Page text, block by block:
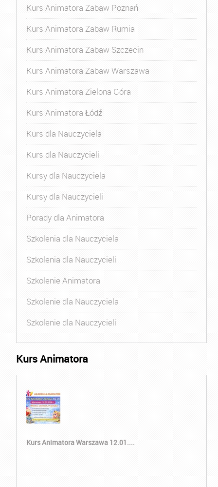
Kurs Animatora Zabaw Poznań
Kurs Animatora Zabaw Rumia
Kurs Animatora Zabaw Szczecin
Kurs Animatora Zabaw Warszawa
Kurs Animatora Zielona Góra
Kurs Animatora Łódź
Kurs dla Nauczyciela
Kurs dla Nauczycieli
Kursy dla Nauczyciela
Kursy dla Nauczycieli
Porady dla Animatora
Szkolenia dla Nauczyciela
Szkolenia dla Nauczycieli
Szkolenie Animatora
Szkolenie dla Nauczyciela
Szkolenie dla Nauczycieli
Kurs Animatora
Kurs Animatora Warszawa 12.01....